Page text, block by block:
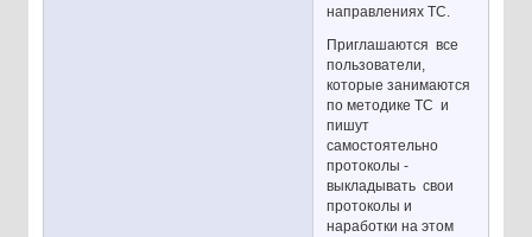
направлениях ТС.
Приглашаются все
пользователи,
которые занимаются
по методике ТС и
пишут
самостоятельно
протоколы -
выкладывать свои
протоколы и
наработки на этом